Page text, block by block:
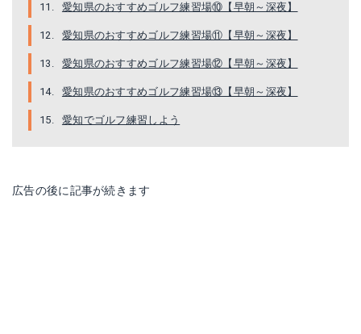
愛知県のおすすめゴルフ練習場⑩【早朝～深夜】
愛知県のおすすめゴルフ練習場⑪【早朝～深夜】
愛知県のおすすめゴルフ練習場⑫【早朝～深夜】
愛知県のおすすめゴルフ練習場⑬【早朝～深夜】
愛知でゴルフ練習しよう
広告の後に記事が続きます